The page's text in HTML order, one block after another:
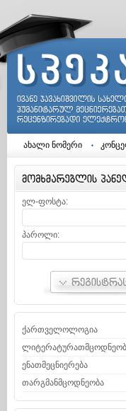
ახალი ნომერი
ელ-ფოსტა:
პაროლი:
ქართველოლოგია
ენათმეცნიერება
თარგმანმცოდნეობა